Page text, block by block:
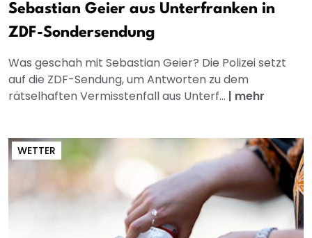
Sebastian Geier aus Unterfranken in
ZDF-Sondersendung
Was geschah mit Sebastian Geier? Die Polizei setzt
auf die ZDF-Sendung, um Antworten zu dem
rätselhaften Vermisstenfall aus Unterf... | mehr
WETTER